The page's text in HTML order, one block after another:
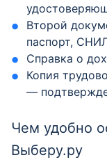
Второй
паспорт,
Справка о
Копия
—
Чем удобно
Выберу.ру